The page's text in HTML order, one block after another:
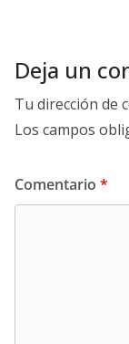
Deja un
Tu dirección de
Los campos
Comentario *